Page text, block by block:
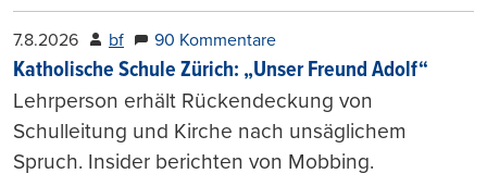
7.8.2026 bf 90 Kommentare
Katholische Schule Zürich: „Unser Freund Adolf“
Lehrperson erhält Rückendeckung von
Schulleitung und Kirche nach unsäglichem
Spruch. Insider berichten von Mobbing.